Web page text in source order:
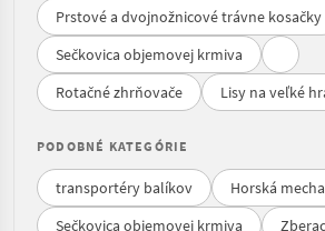
Prstové a dvojnožnicové trávne kosačky
Sečkovica objemovej krmiva
Rotačné zhrňovače
Lisy na veľké
PODOBNÉ KATEGÓRIE
transportéry balíkov
Horská
Sečkovica objemovej krmiva